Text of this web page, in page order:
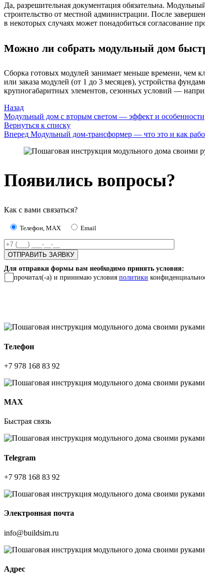
Да, разрешительная документация обязательна.
строительство от местной администрации. После
в некоторых случаях может понадобиться согласование
Можно ли собрать модульный дом
Сборка готовых модулей занимает меньше времени, чем
или заказа модулей (от 1 до 3 месяцев), устройства
крупногабаритных элементов, сезонных условий —
Назад
Модульный дом с вторым светом — эффект и особенности
Вернуться к списку
Вперед Модульный дом-трансформер — что это и как
Появились вопросы?
Как с вами связаться?
Телефон, MAX Email
Для отправки формы вам необходимо принять условия:
прочитал(-а) и принимаю условия политики
Телефон
+7 978 168 83 92
МАХ
Быстрая связь
Telegram
+7 978 168 83 92
Электронная почта
info@buildsim.ru
Адрес